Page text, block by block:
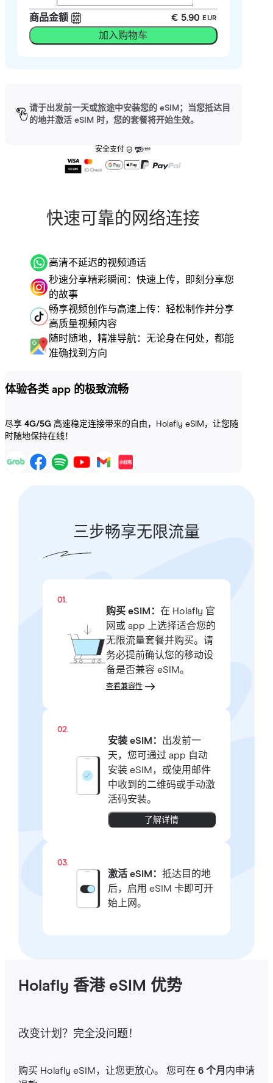
商品金额 € 5.90 EUR
加入购物车
请于出发前一天或旅途中安装您的 eSIM；当您抵达目
的地并激活 eSIM 时，您的套餐将开始生效。
安全支付
快速可靠的网络连接
高清不延迟的视频通话
秒速分享精彩瞬间：快速上传，即刻分享您
的故事
畅享视频创作与高速上传：轻松制作并分享
高质量视频内容
随时随地，精准导航：无论身在何处，都能
准确找到方向
体验各类 app 的极致流畅
尽享 4G/5G 高速稳定连接带来的自由，Holafly eSIM，让您随
时随地保持在线！
三步畅享无限流量
01.
购买 eSIM： 在 Holafly 官
网或 app 上选择适合您的
无限流量套餐并购买。请
务必提前确认您的移动设
备是否兼容 eSIM。
查看兼容性
02.
安装 eSIM： 出发前一
天，您可通过 app 自动
安装 eSIM，或使用邮件
中收到的二维码或手动激
活码安装。
了解详情
03.
激活 eSIM： 抵达目的地
后，启用 eSIM 卡即可开
始上网。
Holafly 香港 eSIM 优势
改变计划？完全没问题！
购买 Holafly eSIM，让您更放心。 您可在 6 个月 内申请